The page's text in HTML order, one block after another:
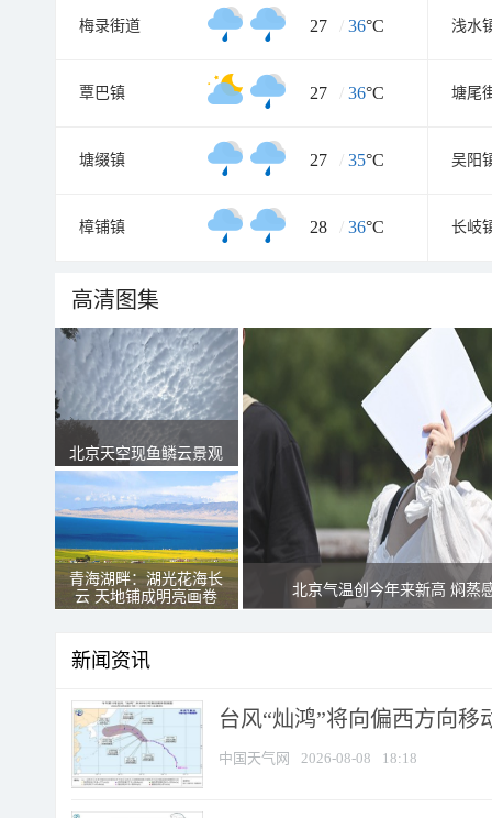
梅录街道 27 / 36°C 浅水
覃巴镇 27 / 36°C 塘尾
塘缀镇 27 / 35°C 吴阳
樟铺镇 28 / 36°C 长岐
高清图集
北京天空现鱼鳞云景观
青海湖畔：湖光花海长
云 天地铺成明亮画卷
北京气温创今年来新高 焖蒸
新闻资讯
台风“灿鸿”将向偏西方向移
中国天气网 2026-08-08 18:18